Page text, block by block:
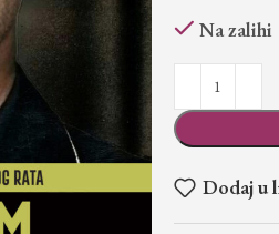
Na zalihi
Dodaj u